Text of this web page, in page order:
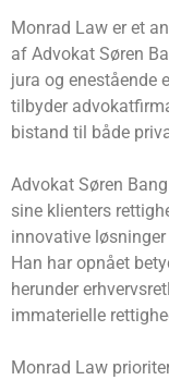
Monrad Law er et
af Advokat Søren
jura og enestående
tilbyder
bistand til både
Advokat Søren
sine klienters
innovative
Han har opnået
herunder
immaterielle
Monrad Law